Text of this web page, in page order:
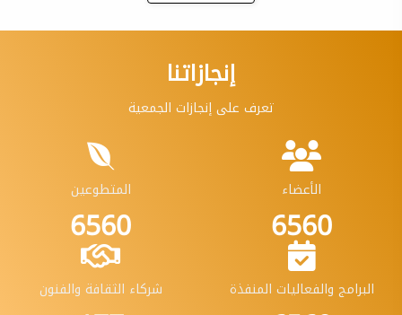
إنجازاتنا
تعرف على إنجازات الجمعية
الأعضاء
7990
المتطوعين
7980
البرامج والفعاليات المنفذة شركاء الثقافة والفنون